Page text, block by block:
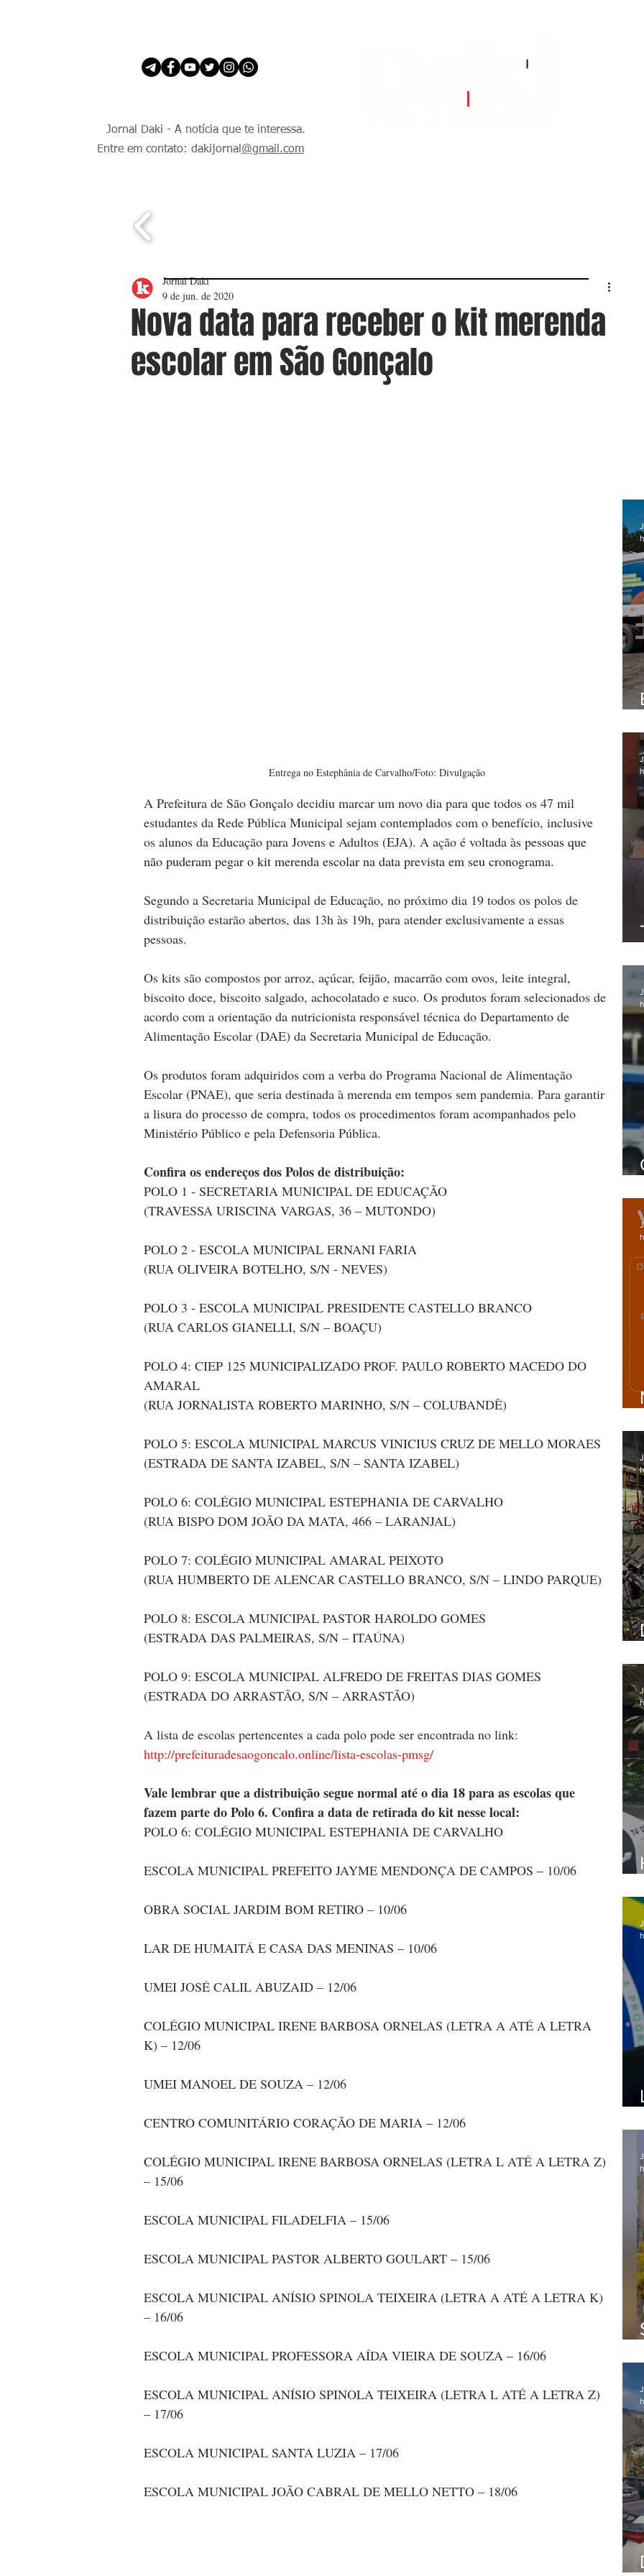
Jornal Daki - A notícia que te interessa.
Entre em contato: dakijornal @gmail.com
Nova data para receber o kit merenda
escolar em São Gonçalo
Jornal Daki
9 de jun. de 2020
Entrega no Estephânia de Carvalho/Foto: Divulgação
A Prefeitura de São Gonçalo decidiu marcar um novo dia para que todos os 47 mil
estudantes da Rede Pública Municipal sejam contemplados com o benefício, inclusive
os alunos da Educação para Jovens e Adultos (EJA). A ação é voltada às pessoas que
não puderam pegar o kit merenda escolar na data prevista em seu cronograma.
Segundo a Secretaria Municipal de Educação, no próximo dia 19 todos os polos de
distribuição estarão abertos, das 13h às 19h, para atender exclusivamente a essas
pessoas.
Os kits são compostos por arroz, açúcar, feijão, macarrão com ovos, leite integral,
biscoito doce, biscoito salgado, achocolatado e suco. Os produtos foram selecionados de
acordo com a orientação da nutricionista responsável técnica do Departamento de
Alimentação Escolar (DAE) da Secretaria Municipal de Educação.
Os produtos foram adquiridos com a verba do Programa Nacional de Alimentação
Escolar (PNAE), que seria destinada à merenda em tempos sem pandemia. Para garantir
a lisura do processo de compra, todos os procedimentos foram acompanhados pelo
Ministério Público e pela Defensoria Pública.
Confira os endereços dos Polos de distribuição:
POLO 1 - SECRETARIA MUNICIPAL DE EDUCAÇÃO
(TRAVESSA URISCINA VARGAS, 36 – MUTONDO)
POLO 2 - ESCOLA MUNICIPAL ERNANI FARIA
(RUA OLIVEIRA BOTELHO, S/N - NEVES)
POLO 3 - ESCOLA MUNICIPAL PRESIDENTE CASTELLO BRANCO
(RUA CARLOS GIANELLI, S/N – BOAÇU)
POLO 4: CIEP 125 MUNICIPALIZADO PROF. PAULO ROBERTO MACEDO DO
AMARAL
(RUA JORNALISTA ROBERTO MARINHO, S/N – COLUBANDÊ)
POLO 5: ESCOLA MUNICIPAL MARCUS VINICIUS CRUZ DE MELLO MORAES
(ESTRADA DE SANTA IZABEL, S/N – SANTA IZABEL)
POLO 6: COLÉGIO MUNICIPAL ESTEPHANIA DE CARVALHO
(RUA BISPO DOM JOÃO DA MATA, 466 – LARANJAL)
POLO 7: COLÉGIO MUNICIPAL AMARAL PEIXOTO
(RUA HUMBERTO DE ALENCAR CASTELLO BRANCO, S/N – LINDO PARQUE)
POLO 8: ESCOLA MUNICIPAL PASTOR HAROLDO GOMES
(ESTRADA DAS PALMEIRAS, S/N – ITAÚNA)
POLO 9: ESCOLA MUNICIPAL ALFREDO DE FREITAS DIAS GOMES
(ESTRADA DO ARRASTÃO, S/N – ARRASTÃO)
A lista de escolas pertencentes a cada polo pode ser encontrada no link:
http://prefeituradesaogoncalo.online/lista-escolas-pmsg/
Vale lembrar que a distribuição segue normal até o dia 18 para as escolas que
fazem parte do Polo 6. Confira a data de retirada do kit nesse local:
POLO 6: COLÉGIO MUNICIPAL ESTEPHANIA DE CARVALHO
ESCOLA MUNICIPAL PREFEITO JAYME MENDONÇA DE CAMPOS – 10/06
OBRA SOCIAL JARDIM BOM RETIRO – 10/06
LAR DE HUMAITÁ E CASA DAS MENINAS – 10/06
UMEI JOSÉ CALIL ABUZAID – 12/06
COLÉGIO MUNICIPAL IRENE BARBOSA ORNELAS (LETRA A ATÉ A LETRA
K) – 12/06
UMEI MANOEL DE SOUZA – 12/06
CENTRO COMUNITÁRIO CORAÇÃO DE MARIA – 12/06
COLÉGIO MUNICIPAL IRENE BARBOSA ORNELAS (LETRA L ATÉ A LETRA Z)
– 15/06
ESCOLA MUNICIPAL FILADELFIA – 15/06
ESCOLA MUNICIPAL PASTOR ALBERTO GOULART – 15/06
ESCOLA MUNICIPAL ANÍSIO SPINOLA TEIXEIRA (LETRA A ATÉ A LETRA K)
– 16/06
ESCOLA MUNICIPAL PROFESSORA AÍDA VIEIRA DE SOUZA – 16/06
ESCOLA MUNICIPAL ANÍSIO SPINOLA TEIXEIRA (LETRA L ATÉ A LETRA Z)
– 17/06
ESCOLA MUNICIPAL SANTA LUZIA – 17/06
ESCOLA MUNICIPAL JOÃO CABRAL DE MELLO NETTO – 18/06